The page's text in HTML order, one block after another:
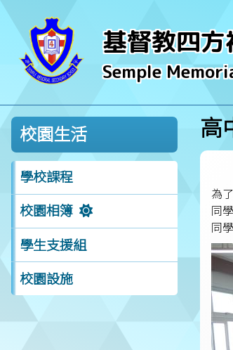
基督教四
Semple
校園生活
學校課程
校園相簿
學生支援組
校園設施
高
為
同
同